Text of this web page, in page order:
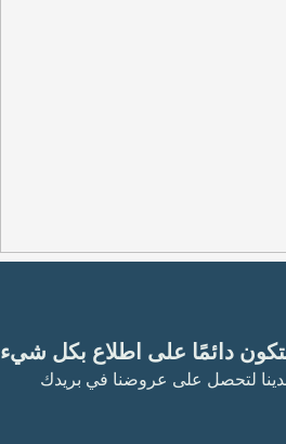
ستكون دائمًا على اطلاع بكل شيء
لتحصل على عروضنا في بريدك